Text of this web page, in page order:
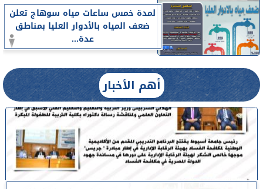
لمدة خمس ساعات مياه سوهاج تعلن
ضعف المياه بالأدوار العليا بمناطق
عدة...
أهم الأخبار